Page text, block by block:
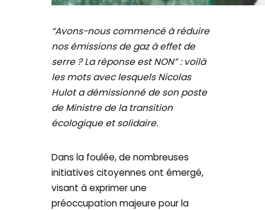
“Avons-nous commencé à réduire
nos émissions de gaz à effet de
serre ? La réponse est NON” : voilà
les mots avec lesquels Nicolas
Hulot a démissionné de son poste
de Ministre de la transition
écologique et solidaire.
Dans la foulée, de nombreuses
initiatives citoyennes ont émergé,
visant à exprimer une
préoccupation majeure pour la